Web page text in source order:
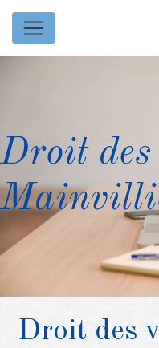
Panneau de gestion des
Droit
Droit des